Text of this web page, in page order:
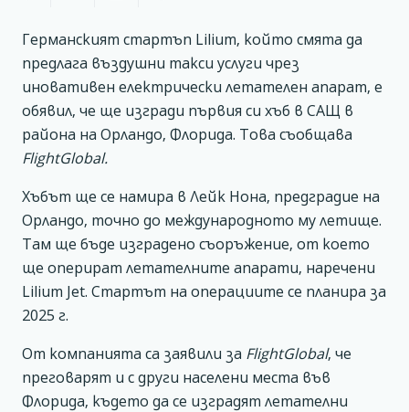
Германският стартъп Lilium, който смята да
предлага въздушни такси услуги чрез
иновативен електрически летателен апарат, е
обявил, че ще изгради първия си хъб в САЩ в
района на Орландо, Флорида. Това съобщава
FlightGlobal.
Хъбът ще се намира в Лейк Нона, предградие на
Орландо, точно до международното му летище.
Там ще бъде изградено съоръжение, от което
ще оперират летателните апарати, наречени
Lilium Jet. Стартът на операциите се планира за
2025 г.
От компанията са заявили за FlightGlobal, че
преговарят и с други населени места във
Флорида, където да се изградят летателни